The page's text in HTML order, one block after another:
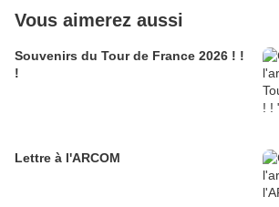
Vous aimerez aussi
Souvenirs du Tour de France 2026 ! !
!
Lettre à l'ARCOM